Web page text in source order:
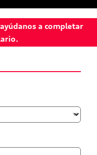
a completar